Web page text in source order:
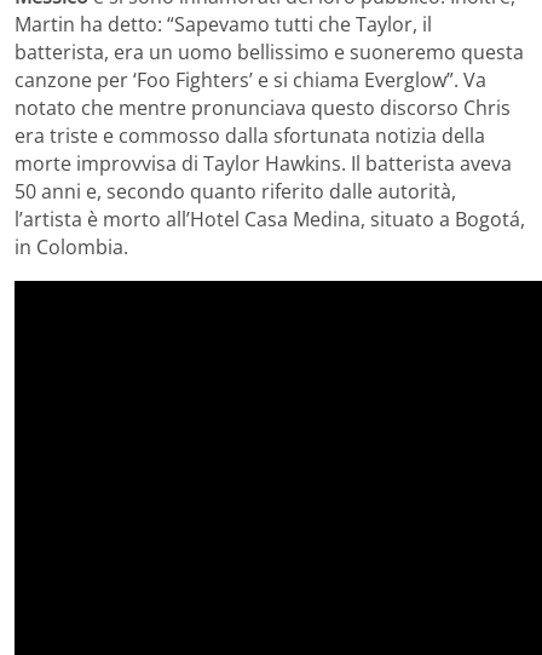
Martin ha detto: “Sapevamo tutti che Taylor, il
batterista, era un uomo bellissimo e suoneremo questa
canzone per ‘Foo Fighters’ e si chiama Everglow”. Va
notato che mentre pronunciava questo discorso Chris
era triste e commosso dalla sfortunata notizia della
morte improvvisa di Taylor Hawkins. Il batterista aveva
50 anni e, secondo quanto riferito dalle autorità,
l’artista è morto all’Hotel Casa Medina, situato a Bogotá,
in Colombia.